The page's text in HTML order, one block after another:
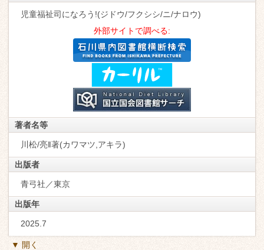
児童福祉司になろう!(ジドウ/フクシシ/ニ/ナロウ)
外部サイトで調べる:
著者名等
川松/亮‖著(カワマツ,アキラ)
出版者
青弓社／東京
出版年
2025.7
▼ 開く